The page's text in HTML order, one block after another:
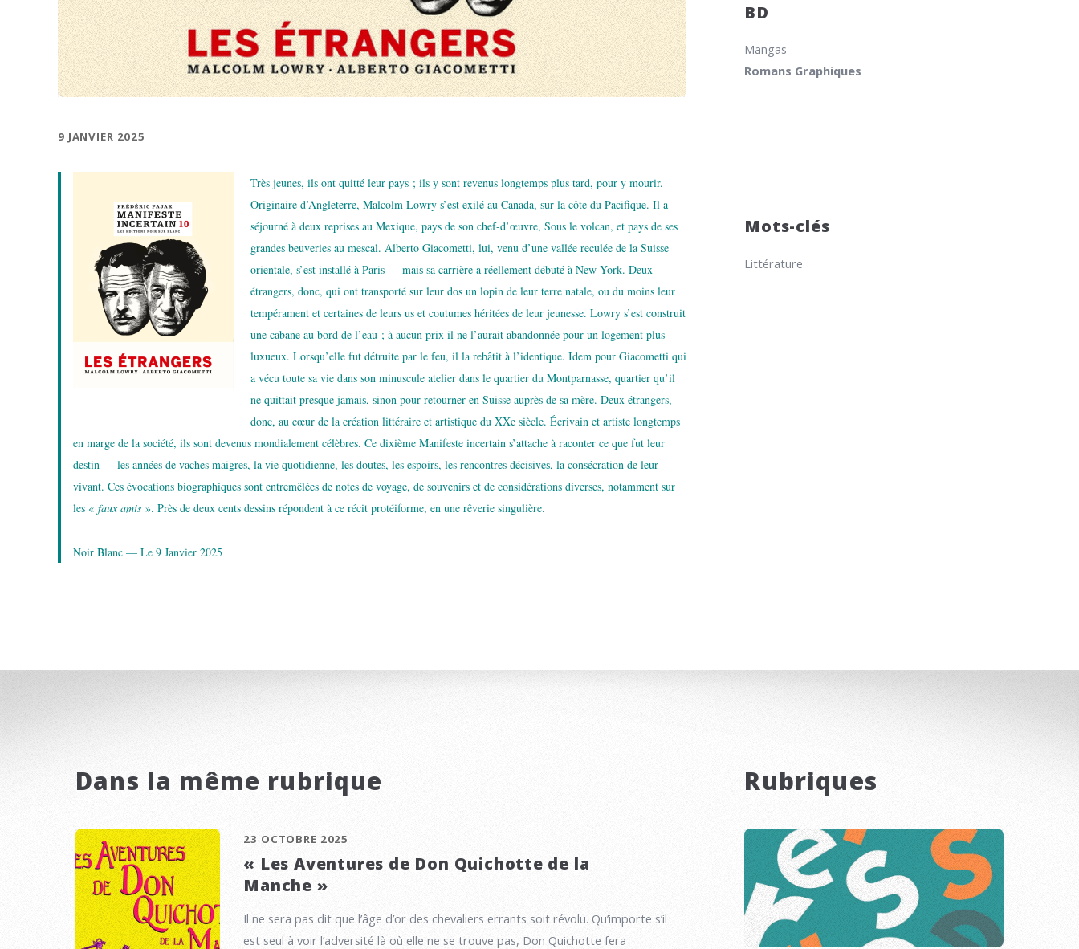
9 JANVIER 2025
Très jeunes, ils ont quitté leur pays ; ils y sont revenus longtemps plus tard, pour y mourir.
Originaire d’Angleterre, Malcolm Lowry s’est exilé au Canada, sur la côte du Pacifique. Il a
séjourné à deux reprises au Mexique, pays de son chef-d’œuvre, Sous le volcan, et pays de ses
grandes beuveries au mescal. Alberto Giacometti, lui, venu d’une vallée reculée de la Suisse
orientale, s’est installé à Paris — mais sa carrière a réellement débuté à New York. Deux
étrangers, donc, qui ont transporté sur leur dos un lopin de leur terre natale, ou du moins leur
tempérament et certaines de leurs us et coutumes héritées de leur jeunesse. Lowry s’est construit
une cabane au bord de l’eau ; à aucun prix il ne l’aurait abandonnée pour un logement plus
luxueux. Lorsqu’elle fut détruite par le feu, il la rebâtit à l’identique. Idem pour Giacometti qui
a vécu toute sa vie dans son minuscule atelier dans le quartier du Montparnasse, quartier qu’il
ne quittait presque jamais, sinon pour retourner en Suisse auprès de sa mère. Deux étrangers,
donc, au cœur de la création littéraire et artistique du XXe siècle. Écrivain et artiste longtemps
en marge de la société, ils sont devenus mondialement célèbres. Ce dixième Manifeste incertain s’attache à raconter ce que fut leur
destin — les années de vaches maigres, la vie quotidienne, les doutes, les espoirs, les rencontres décisives, la consécration de leur
vivant. Ces évocations biographiques sont entremêlées de notes de voyage, de souvenirs et de considérations diverses, notamment sur
les « faux amis ». Près de deux cents dessins répondent à ce récit protéiforme, en une rêverie singulière.
Noir Blanc — Le 9 Janvier 2025
BD
Mangas
Romans Graphiques
Mots-clés
Littérature
Dans la même rubrique
23 OCTOBRE 2025
« Les Aventures de Don Quichotte de la
Manche »
Il ne sera pas dit que l’âge d’or des chevaliers errants soit révolu. Qu’importe s’il
est seul à voir l’adversité là où elle ne se trouve pas, Don Quichotte fera
Rubriques